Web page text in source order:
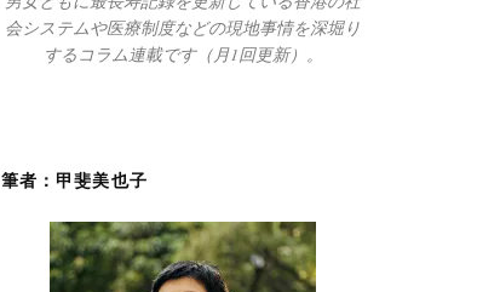
会システムや医療制度などの現地事情を深堀り
するコラム連載です（月1回更新）。
筆者：甲斐美也子